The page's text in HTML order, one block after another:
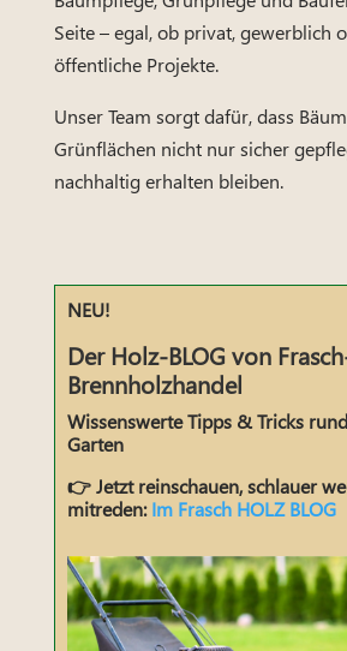
Seite – egal, ob privat, gewerblich
öffentliche Projekte.
Unser Team sorgt dafür, dass
Grünflächen nicht nur sicher
nachhaltig erhalten bleiben.
NEU!
Der Holz-BLOG von
Brennholzhandel
Wissenswerte Tipps & Tricks
Garten
👉 Jetzt reinschauen, schlauer
mitreden: Im Frasch HOLZ BLOG